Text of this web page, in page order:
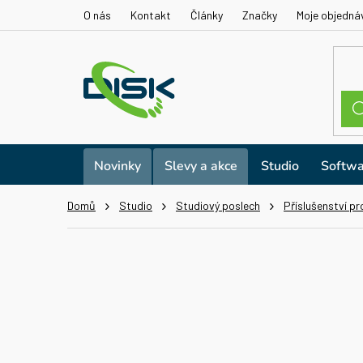
O nás Kontakt Články Značky Moje
Novinky Slevy a akce Studio
Domů Studio Studiový poslech Příslušenství